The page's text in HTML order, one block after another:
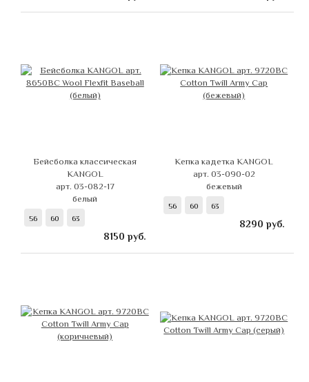
Бейсболка классическая
KANGOL
арт. 03-082-17
белый
56 60 63
8150 руб.
Кепка кадетка KANGOL
арт. 03-090-02
бежевый
56 60 63
8290 руб.